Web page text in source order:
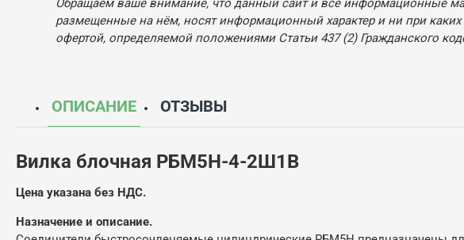
Обращаем ваше внимание, что данный сайт и все информационные
размещенные на нём, носят информационный характер и ни при каких
офертой, определяемой положениями Статьи 437 (2) Гражданского
ОПИСАНИЕ ОТЗЫВЫ
Вилка блочная РБМ5Н-4-2Ш1В
Цена указана без НДС.
Назначение и описание.